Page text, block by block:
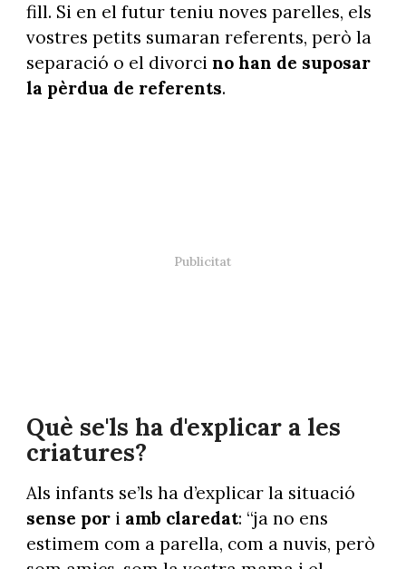
fill. Si en el futur teniu noves parelles, els
vostres petits sumaran referents, però la
separació o el divorci no han de suposar
la pèrdua de referents.
Què se'ls ha d'explicar a les
criatures?
Als infants se’ls ha d’explicar la situació
sense por i amb claredat: “ja no ens
estimem com a parella, com a nuvis, però